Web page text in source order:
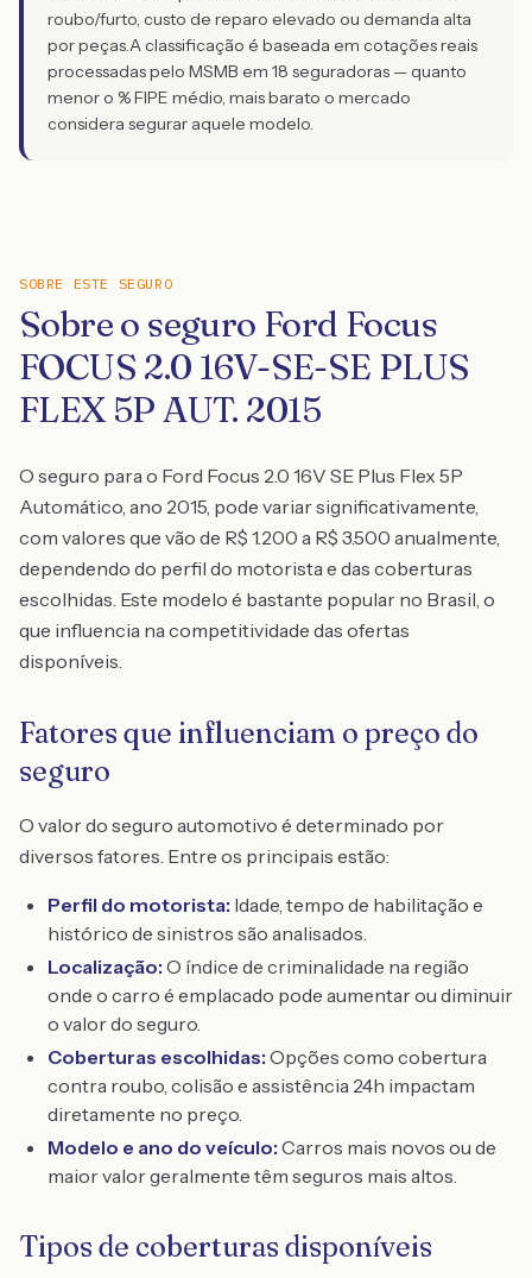
roubo/furto, custo de reparo elevado ou demanda alta
por peças.A classificação é baseada em cotações reais
processadas pelo MSMB em 18 seguradoras — quanto
menor o % FIPE médio, mais barato o mercado
considera segurar aquele modelo.
SOBRE ESTE SEGURO
Sobre o seguro Ford Focus
FOCUS 2.0 16V-SE-SE PLUS
FLEX 5P AUT. 2015
O seguro para o Ford Focus 2.0 16V SE Plus Flex 5P
Automático, ano 2015, pode variar significativamente,
com valores que vão de R$ 1.200 a R$ 3.500 anualmente,
dependendo do perfil do motorista e das coberturas
escolhidas. Este modelo é bastante popular no Brasil, o
que influencia na competitividade das ofertas
disponíveis.
Fatores que influenciam o preço do
seguro
O valor do seguro automotivo é determinado por
diversos fatores. Entre os principais estão:
Perfil do motorista: Idade, tempo de habilitação e
histórico de sinistros são analisados.
Localização: O índice de criminalidade na região
onde o carro é emplacado pode aumentar ou diminuir
o valor do seguro.
Coberturas escolhidas: Opções como cobertura
contra roubo, colisão e assistência 24h impactam
diretamente no preço.
Modelo e ano do veículo: Carros mais novos ou de
maior valor geralmente têm seguros mais altos.
Tipos de coberturas disponíveis